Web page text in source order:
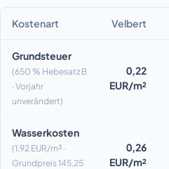
Kostenart Velbert
Grundsteuer
(650 % Hebesatz B
· Vorjahr
unverändert)
0,22
EUR/m²
Wasserkosten
(1,92 EUR/m³ ·
Grundpreis 145,25
0,26
EUR/m²